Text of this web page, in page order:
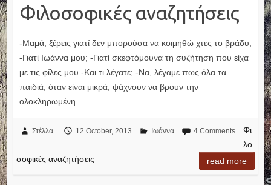
Φιλοσοφικές αναζητήσεις
-Μαμά, ξέρεις γιατί δεν μπορούσα να κοιμηθώ χτες το βράδυ;
-Γιατί Ιωάννα μου; -Γιατί σκεφτόμουνα τη συζήτηση που είχα
με τις φίλες μου -Και τι λέγατε; -Να, λέγαμε πως όλα τα
παιδιά, όταν είναι μικρά, ψάχνουν να βρουν την
ολοκληρωμένη…
Στέλλα 12 October, 2013 Ιωάννα 4 Comments
Φι
λο
σοφικές αναζητήσεις
read more